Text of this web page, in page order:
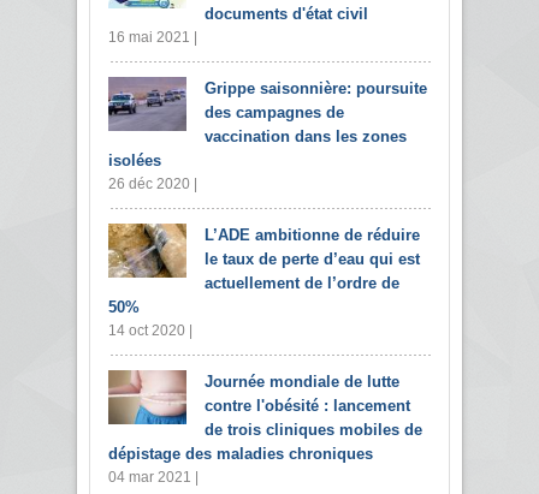
documents d'état civil
16 mai 2021 |
Grippe saisonnière: poursuite
des campagnes de
vaccination dans les zones
isolées
26 déc 2020 |
L’ADE ambitionne de réduire
le taux de perte d’eau qui est
actuellement de l’ordre de
50%
14 oct 2020 |
Journée mondiale de lutte
contre l'obésité : lancement
de trois cliniques mobiles de
dépistage des maladies chroniques
04 mar 2021 |